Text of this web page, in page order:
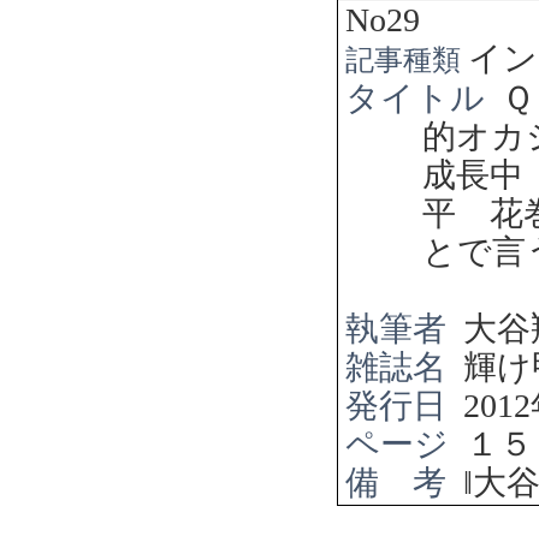
No29
記事種類 イ
タイトル
的オ
成長
平 花
とで言
執筆者 大
雑誌名
輝
発行日
2012
ページ
１５
備 考 ‖大